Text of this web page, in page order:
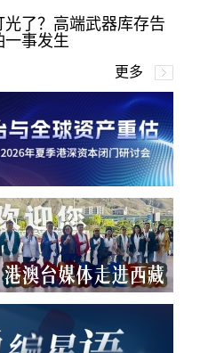
光了？高端武器库存告
一事发生
更多